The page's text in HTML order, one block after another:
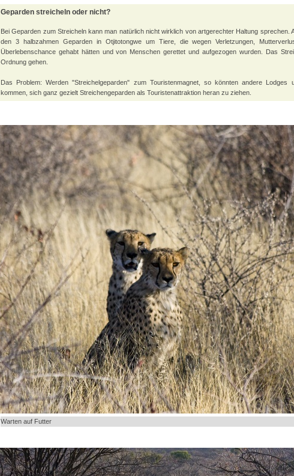
Geparden streicheln oder nicht?
Bei Geparden zum Streicheln kann man natürlich nicht wirklich von artgerechter Haltung sprechen.
den 3 halbzahmen Geparden in Otjitotongwe um Tiere, die wegen Verletzungen,
Überlebenschance gehabt hätten und von Menschen gerettet und aufgezogen wurden. Das
Ordnung gehen.
Das Problem: Werden "Streichelgeparden" zum Touristenmagnet, so könnten andere Lodges
kommen, sich ganz gezielt Streichengeparden als Touristenattraktion heran zu ziehen.
Warten auf Futter